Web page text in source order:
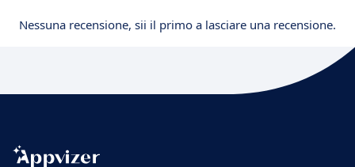
Nessuna recensione, sii il primo a lasciare una recensione.